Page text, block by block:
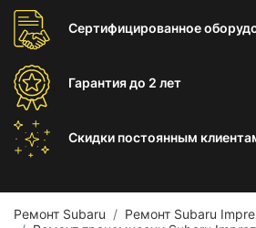
Сертифицированное
Гарантиядо 2 лет
Скидки постоянным
Ремонт Subaru
Ремонт Subaru